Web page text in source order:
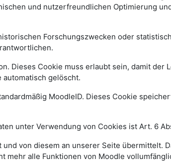
und nutzerfreundlichen Optimierung
Forschungszwecken oder
Dieses Cookie muss erlaubt sein, damit
automatisch gelöscht.
MoodleID. Dieses Cookie
unter Verwendung von Cookies ist Art. 6
von diesem an unserer Seite übermittelt.
mehr alle Funktionen von Moodle